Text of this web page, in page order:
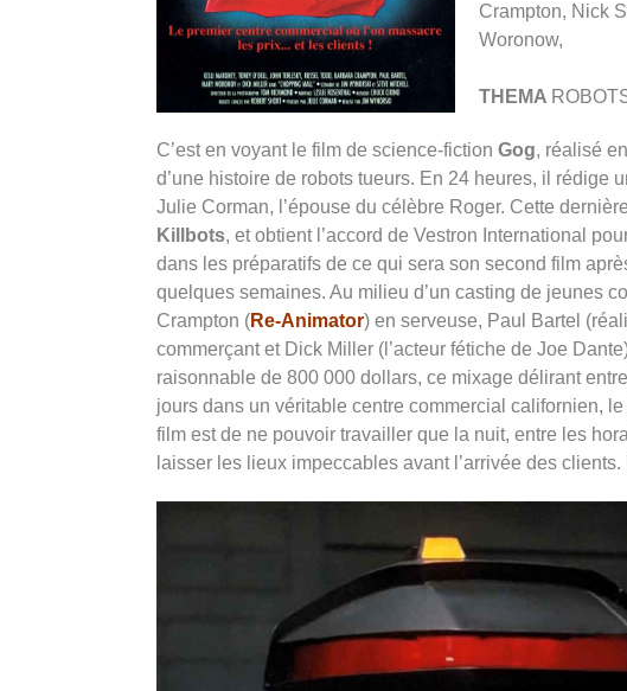
Crampton, Nick
Woronow,
THEMA
C’est en voyant le film de science-fiction Gog, réalisé
d’une histoire de robots tueurs. En 24 heures, il
Julie Corman, l’épouse du célèbre Roger. Cette
Killbots, et obtient l’accord de Vestron International
dans les préparatifs de ce qui sera son second film
quelques semaines. Au milieu d’un casting de jeunes
Crampton (Re-Animator) en serveuse, Paul Bartel
commerçant et Dick Miller (l’acteur fétiche de Joe
raisonnable de 800 000 dollars, ce mixage délirant
jours dans un véritable centre commercial californien,
film est de ne pouvoir travailler que la nuit, entre les
laisser les lieux impeccables avant l’arrivée des